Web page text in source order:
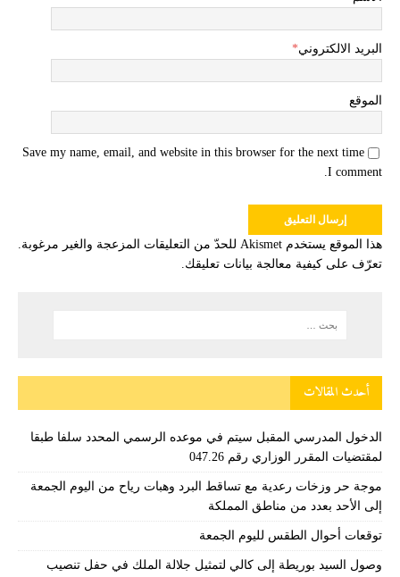
البريد الالكتروني*
الموقع
Save my name, email, and website in this browser for the next time
I comment.
هذا الموقع يستخدم Akismet للحدّ من التعليقات المزعجة والغير مرغوبة.
تعرّف على كيفية معالجة بيانات تعليقك
أحدث المقالات
الدخول المدرسي المقبل سیتم في موعده الرسمي المحدد سلفا طبقا
لمقتضیات المقرر الوزاري رقم 047.26
موجة حر وزخات رعدية مع تساقط البرد وهبات رياح من اليوم الجمعة
إلى الأحد بعدد من مناطق المملكة
توقعات أحوال الطقس لليوم الجمعة
وصول السيد بوريطة إلى كالي لتمثيل جلالة الملك في حفل تنصيب